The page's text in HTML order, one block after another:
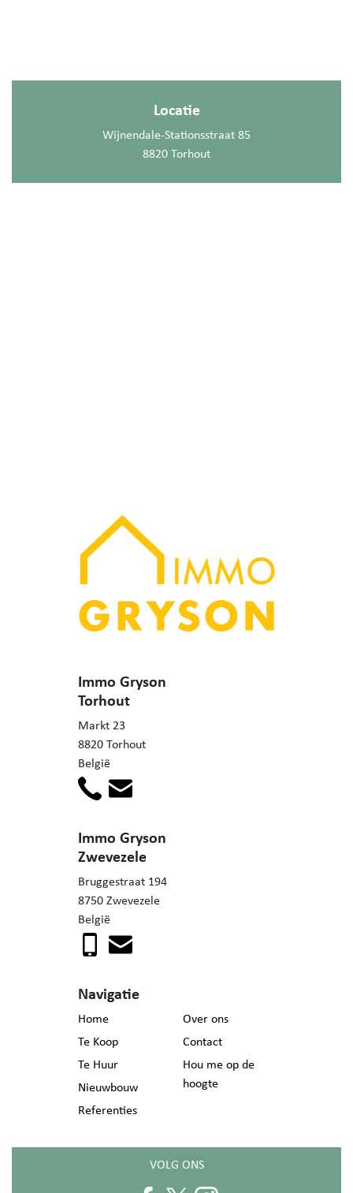
Locatie
Wijnendale-Stationsstraat 85
8820 Torhout
Immo Gryson
Torhout
Markt 23
8820 Torhout
België
Immo Gryson
Zwevezele
Bruggestraat 194
8750 Zwevezele
België
Navigatie
Home
Te Koop
Te Huur
Nieuwbouw
Referenties
Over ons
Contact
Hou me op de
hoogte
VOLG ONS